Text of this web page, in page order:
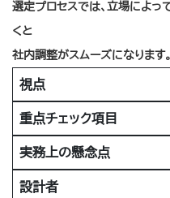
選定プロセスでは、立場によっ
くと
社内調整がスムーズになります。
視点
重点チェック項目
実務上の懸念点
設計者